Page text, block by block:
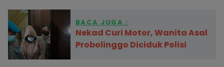
BACA JUGA :
Nekad Curi Motor, Wanita Asal
Probolinggo Diciduk Polisi